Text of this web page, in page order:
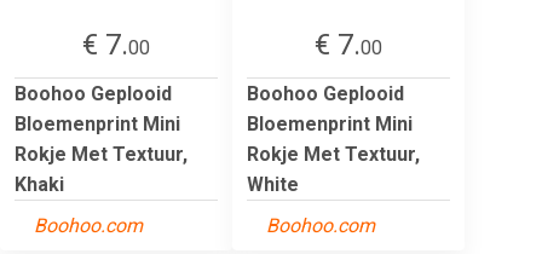
€ 7.00
Boohoo Geplooid
Bloemenprint Mini
Rokje Met Textuur,
Khaki
Boohoo.com
€ 7.00
Boohoo Geplooid
Bloemenprint Mini
Rokje Met Textuur,
White
Boohoo.com